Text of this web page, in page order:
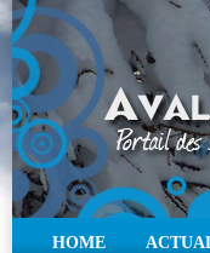
HOME